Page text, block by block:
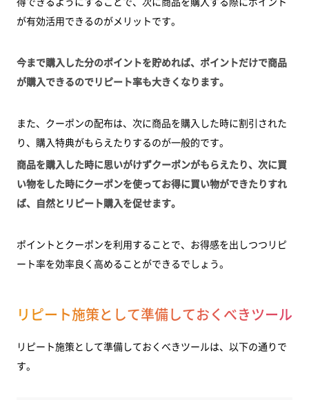
が有効活用できるのがメリットです。
今まで購入した分のポイントを貯めれば、ポイントだけで商品
が購入できるのでリピート率も大きくなります。
また、クーポンの配布は、次に商品を購入した時に割引された
り、購入特典がもらえたりするのが一般的です。
商品を購入した時に思いがけずクーポンがもらえたり、次に買
い物をした時にクーポンを使ってお得に買い物ができたりすれ
ば、自然とリピート購入を促せます。
ポイントとクーポンを利用することで、お得感を出しつつリピ
ート率を効率良く高めることができるでしょう。
リピート施策として準備しておくべきツール
リピート施策として準備しておくべきツールは、以下の通りで
す。